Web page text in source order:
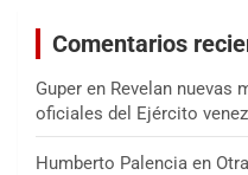
Comentarios
Guper en Revelan nuevas
oficiales del Ejército
Humberto Palencia en